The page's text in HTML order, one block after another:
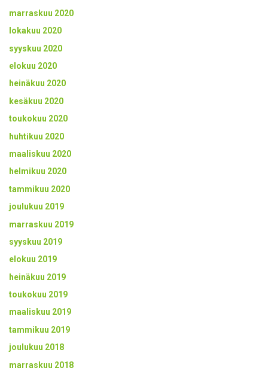
marraskuu 2020
lokakuu 2020
syyskuu 2020
elokuu 2020
heinäkuu 2020
kesäkuu 2020
toukokuu 2020
huhtikuu 2020
maaliskuu 2020
helmikuu 2020
tammikuu 2020
joulukuu 2019
marraskuu 2019
syyskuu 2019
elokuu 2019
heinäkuu 2019
toukokuu 2019
maaliskuu 2019
tammikuu 2019
joulukuu 2018
marraskuu 2018